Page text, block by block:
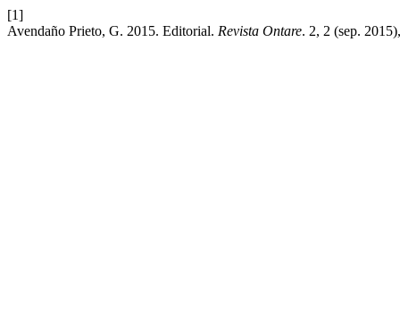
[1]
Avendaño Prieto, G. 2015. Editorial. Revista Ontare. 2, 2 (sep.